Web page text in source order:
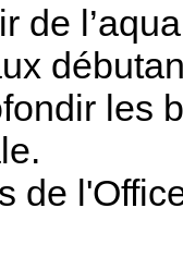
de
les
de